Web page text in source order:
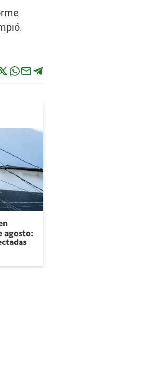
agosto: